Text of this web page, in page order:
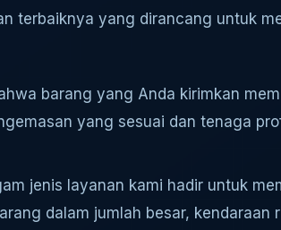
terbaiknya yang dirancang untuk
barang yang Anda kirimkan
yang sesuai dan tenaga
jenis layanan kami hadir untuk
dalam jumlah besar, kendaraan